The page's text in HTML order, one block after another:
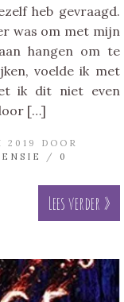
heb gevraagd.
was om met mijn
hangen om te
voelde ik met
ik dit niet even
[…]
2019 DOOR
/ 0
Lees verder »